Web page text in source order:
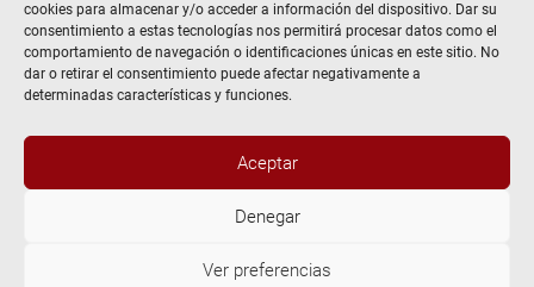
cookies para almacenar y/o acceder a información del dispositivo. Dar su
consentimiento a estas tecnologías nos permitirá procesar datos como el
comportamiento de navegación o identificaciones únicas en este sitio. No
dar o retirar el consentimiento puede afectar negativamente a
determinadas características y funciones.
Aceptar
Denegar
Ver preferencias
Aviso Legal